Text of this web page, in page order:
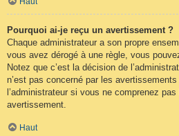
Pourquoi ai-je reçu un avertissement ?
Chaque administrateur a son propre
vous avez dérogé à une règle, vous
Notez que c’est la décision de
n’est pas concerné par les
l’administrateur si vous ne comprenez
avertissement.
Haut